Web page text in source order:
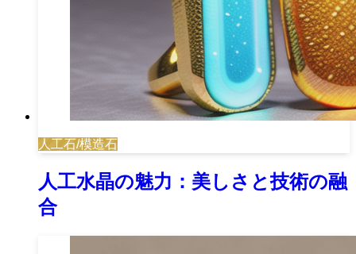
人工石/模造石
人工水晶の魅力：美しさと技術の融
合